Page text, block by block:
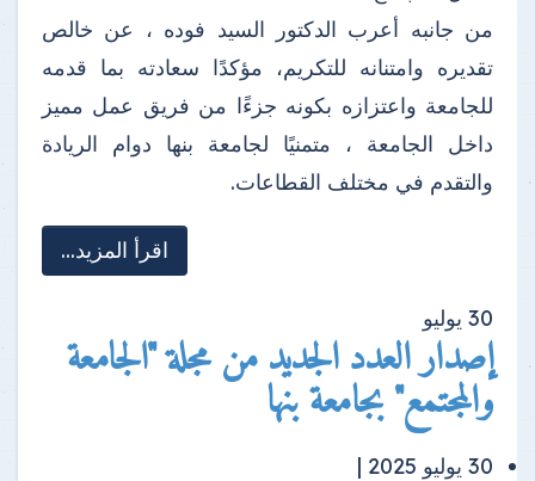
من جانبه أعرب الدكتور السيد فوده ، عن خالص
تقديره وامتنانه للتكريم، مؤكدًا سعادته بما قدمه
للجامعة واعتزازه بكونه جزءًا من فريق عمل مميز
داخل الجامعة ، متمنيًا لجامعة بنها دوام الريادة
والتقدم في مختلف القطاعات.
اقرأ المزيد...
30 يوليو
إصدار العدد الجديد من مجلة "الجامعة
والمجتمع" بجامعة بنها
30 يوليو 2025 |